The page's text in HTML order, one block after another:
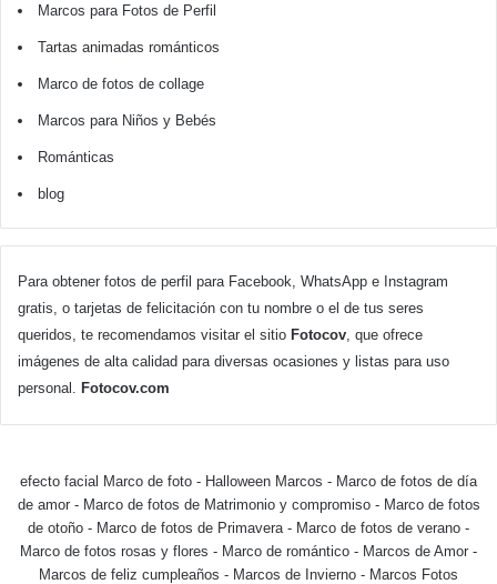
Marcos para Fotos de Perfil
Tartas animadas románticos
Marco de fotos de collage
Marcos para Niños y Bebés
Románticas
blog
Para obtener fotos de perfil para Facebook, WhatsApp e Instagram
gratis, o tarjetas de felicitación con tu nombre o el de tus seres
queridos, te recomendamos visitar el sitio Fotocov , que ofrece
imágenes de alta calidad para diversas ocasiones y listas para uso
personal.
Fotocov.com
efecto facial Marco de foto - Halloween Marcos - Marco de fotos de día
de amor- Marco de fotos de Matrimonio y compromiso- Marco de fotos
de otoño - Marco de fotos de Primavera - Marco de fotos de verano -
Marco de fotos rosas y flores - Marco de romántico - Marcos de Amor -
Marcos de feliz cumpleaños - Marcos de Invierno - Marcos Fotos